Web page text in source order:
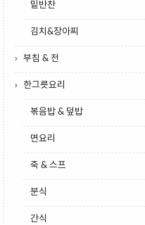
밑반찬
김치&장아찌
부침 & 전
한그릇요리
볶음밥 & 덮밥
면요리
죽 & 스프
분식
간식